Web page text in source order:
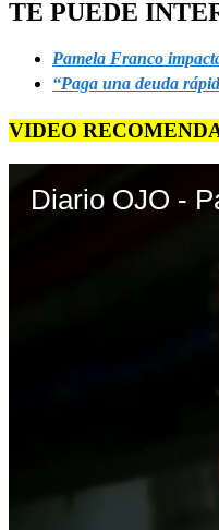
TE PUEDE
Pamela Franco
“Paga una deuda
VIDEO
Diario OJO -